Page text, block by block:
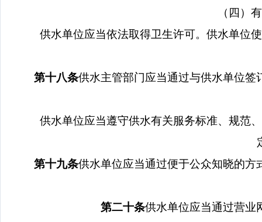
（四）
供水单位应当依法取得卫生许可。供水单位
第十八条供水主管部门应当通过与供水单位
供水单位应当遵守供水有关服务标准、规范
第十九条供水单位应当通过便于公众知晓的
第二十条供水单位应当通过营业